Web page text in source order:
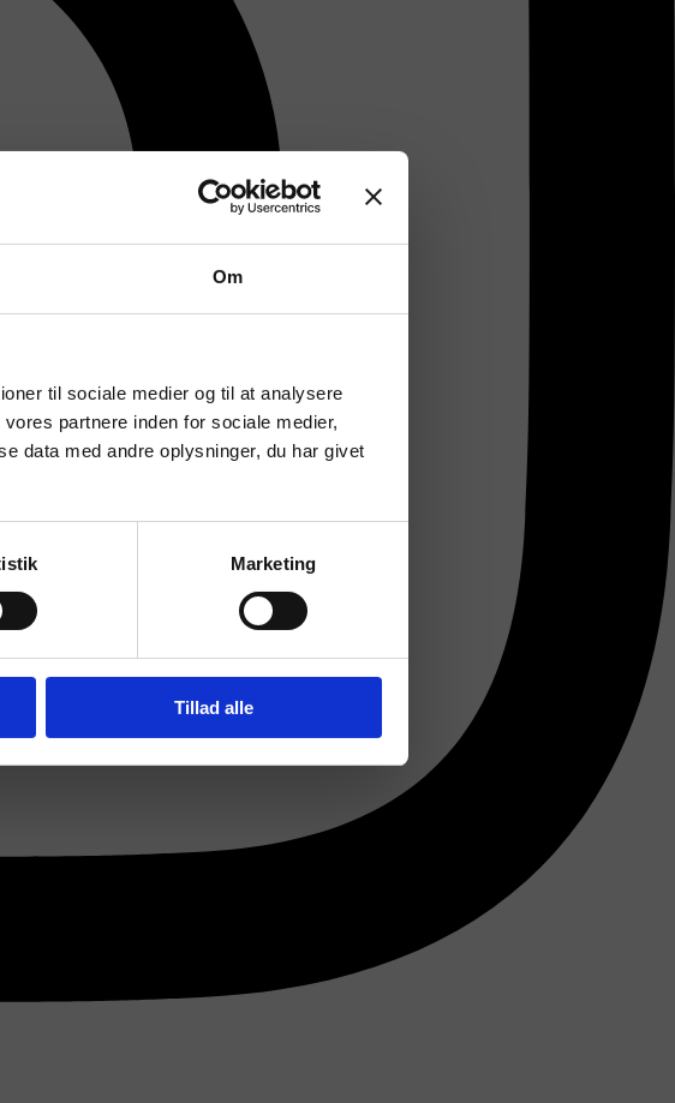
Om
til sociale medier og til at analysere
partnere inden for sociale medier,
data med andre oplysninger, du har givet
Marketing
Tillad alle